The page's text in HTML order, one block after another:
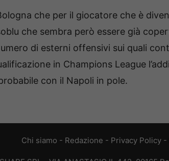
che per il giocatore che è
che sembra però essere già
di esterni offensivi sui quali
in Champions League
con il Napoli in pole.
Chi siamo - Redazione - Privacy Policy -